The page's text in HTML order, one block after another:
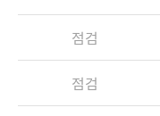
점검
점검